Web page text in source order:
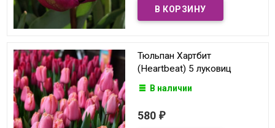
Тюльпан Хартбит
(Heartbeat) 5 луковиц
В наличии
580 ₽